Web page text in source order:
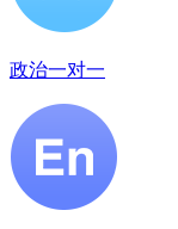
政治一对一